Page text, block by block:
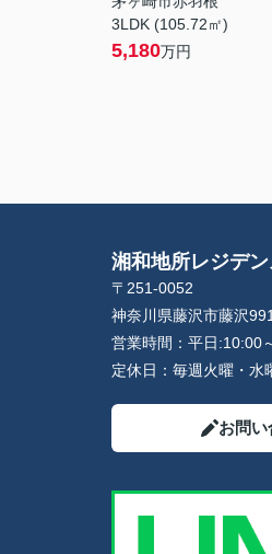
3LDK (105.72㎡)
5,180万円
湘和地所レジデ
〒251-0052
神奈川県藤沢市藤沢
営業時間： 平日:10:00
定休日： 毎週火曜・水
お問